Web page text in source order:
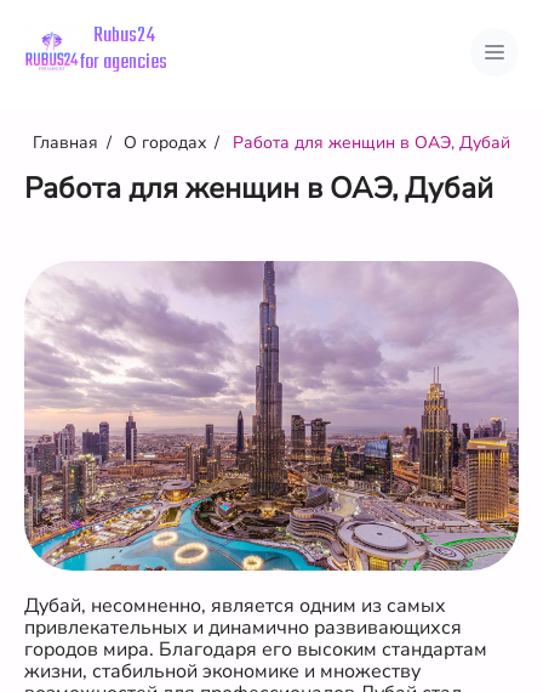
Rubus24
for agencies
Вакансии
Страны
Личный кабинет
Главная О городах Работа для женщин в ОАЭ, Дубай
Работа для женщин в ОАЭ, Дубай
Дубай, несомненно, является одним из самых
привлекательных и динамично развивающихся
городов мира. Благодаря его высоким стандартам
жизни, стабильной экономике и множеству